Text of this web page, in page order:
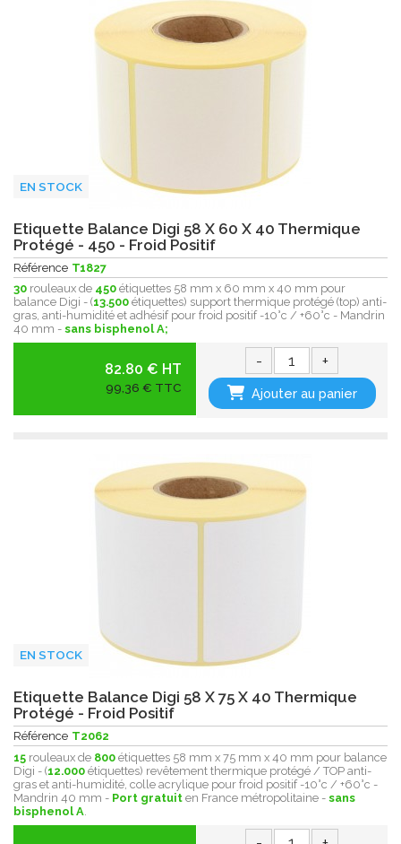
EN STOCK
Etiquette Balance Digi 58 X 60 X 40 Thermique
Protégé - 450 - Froid Positif
Référence T1827
30 rouleaux de 450 étiquettes 58 mm x 60 mm x 40 mm pour
balance Digi - (13.500 étiquettes) support thermique protégé (top) anti-
gras, anti-humidité et adhésif pour froid positif -10°c / +60°c - Mandrin
40 mm - sans bisphenol A;
82.80 € HT
99,36 € TTC
- +
Ajouter au panier
EN STOCK
Etiquette Balance Digi 58 X 75 X 40 Thermique
Protégé - Froid Positif
Référence T2062
15 rouleaux de 800 étiquettes 58 mm x 75 mm x 40 mm pour balance
Digi - (12.000 étiquettes) revêtement thermique protégé / TOP anti-
gras et anti-humidité, colle acrylique pour froid positif -10°c / +60°c -
Mandrin 40 mm - Port gratuit en France métropolitaine - sans
bisphenol A